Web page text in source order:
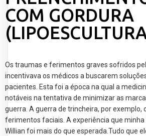
COM GORDURA
Os traumas e ferimentos graves sofridos
incentivava os médicos a buscarem
pacientes. Esta foi a época na qual a
notáveis na tentativa de minimizar as
guerra. A guerra de trincheira, por exemplo,
ferimentos faciais. A experiência que minha
Willian foi mais do que esperada.Tudo que